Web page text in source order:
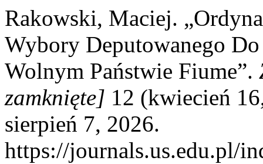
Rakowski, Maciej.
Wybory Deputowanego
Wolnym Państwie Fiume”.
zamknięte] 12 (kwiecień
sierpień 7, 2026.
https://journals.us.edu.pl/